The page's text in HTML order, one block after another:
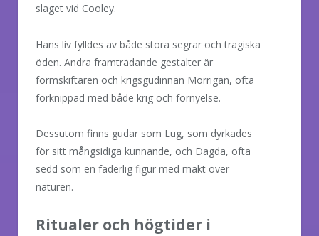
slaget vid Cooley.
Hans liv fylldes av både stora segrar och tragiska
öden. Andra framträdande gestalter är
formskiftaren och krigsgudinnan Morrigan, ofta
förknippad med både krig och förnyelse.
Dessutom finns gudar som Lug, som dyrkades
för sitt mångsidiga kunnande, och Dagda, ofta
sedd som en faderlig figur med makt över
naturen.
Ritualer och högtider i